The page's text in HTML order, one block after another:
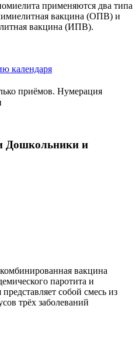
применяются два типа
вакцина (ОПВ) и
вакцина (ИПВ).
календаря
приёмов. Нумерация
Дошкольники и
вакцина
паротита и
собой смесь из
трёх заболеваний